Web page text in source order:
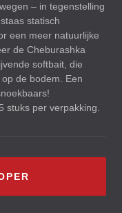
– in tegenstelling
statisch
een meer natuurlijke
de Cheburashka
softbait, die
de bodem. Een
stuks per verpakking.